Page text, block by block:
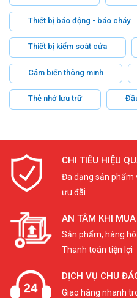
Thiết bị báo động - báo cháy
Thiết bị kiểm soát cửa
Cảm biến thông minh
Thẻ nhớ lưu trữ
CHI TIÊU HIỆU
Đa dạng sản phẩm
ưu đãi
AN TÂM KHI
Sản phẩm, hàng
Thanh toán tiện lợi
DỊCH VỤ CHU
Giao hàng nhanh